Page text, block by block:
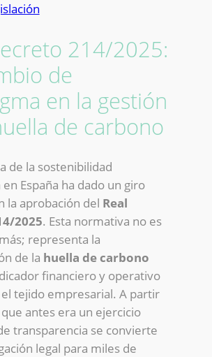
214/2025:
de
en la gestión
de carbono
de la sostenibilidad
España ha dado un giro
la aprobación del Real
2025. Esta normativa no es
representa la
de la huella de carbono
financiero y operativo
tejido empresarial. A partir
antes era un ejercicio
transparencia se convierte
legal para miles de